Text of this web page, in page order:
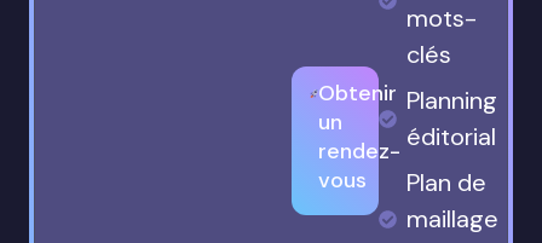
Obtenir
un
rendez-
vous
mots-
clés
Planning
éditorial
Plan de
maillage